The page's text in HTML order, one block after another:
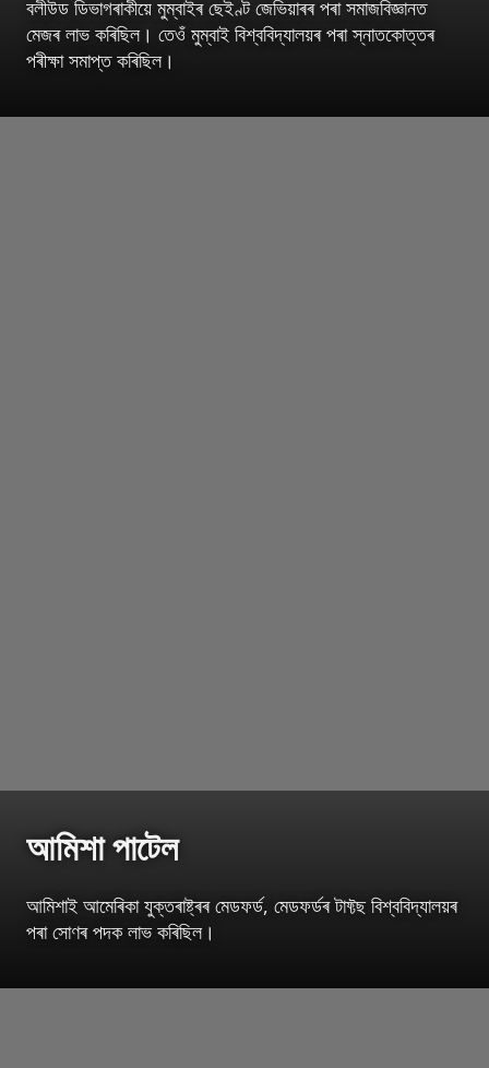
বলীউড ডিভাগৰাকীয়ে মুম্বাইৰ ছেইণ্ট জেভিয়াৰৰ পৰা সমাজবিজ্ঞানত
মেজৰ লাভ কৰিছিল। তেওঁ মুম্বাই বিশ্ববিদ্যালয়ৰ পৰা স্নাতকোত্তৰ
পৰীক্ষা সমাপ্ত কৰিছিল।
আমিশা পাটেল
আমিশাই আমেৰিকা যুক্তৰাষ্ট্ৰৰ মেডফৰ্ড, মেডফৰ্ডৰ টাফ্টছ বিশ্ববিদ্যালয়ৰ
পৰা সোণৰ পদক লাভ কৰিছিল।